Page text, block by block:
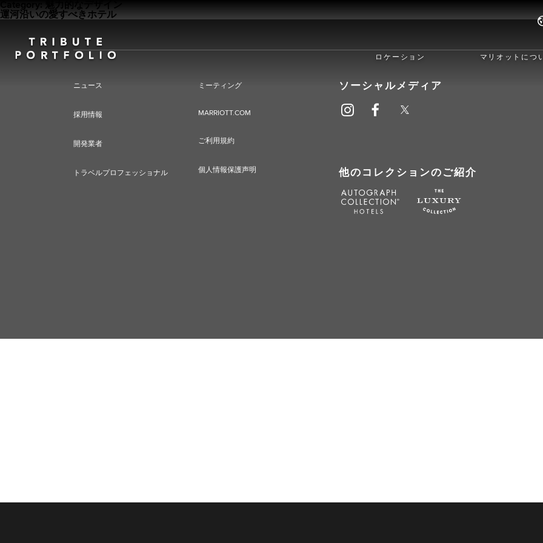
ロケーション マリオットにつ
運河沿いの愛すべきホテル
ニュース
採用情報
開発業者
トラベルプロフェッショナル
ミーティング
MARRIOTT.COM
ご利用規約
個人情報保護声明
ソーシャルメディア
他のコレクションのご紹介